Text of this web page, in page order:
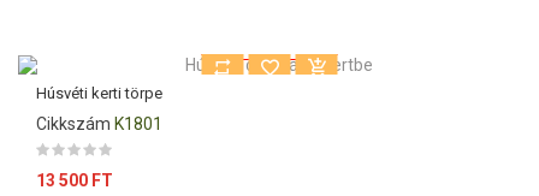
Húsvéti kerti törpe
Cikkszám K1801
Ár
13 500 FT